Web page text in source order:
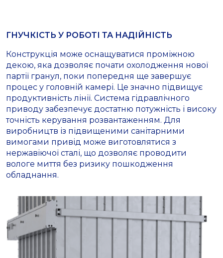
ГНУЧКІСТЬ У РОБОТІ ТА НАДІЙНІСТЬ
Конструкція може оснащуватися проміжною
декою, яка дозволяє почати охолодження нової
партії гранул, поки попередня ще завершує
процес у головній камері. Це значно підвищує
продуктивність лінії. Система гідравлічного
приводу забезпечує достатню потужність і високу
точність керування розвантаженням. Для
виробництв із підвищеними санітарними
вимогами привід може виготовлятися з
нержавіючої сталі, що дозволяє проводити
вологе миття без ризику пошкодження
обладнання.